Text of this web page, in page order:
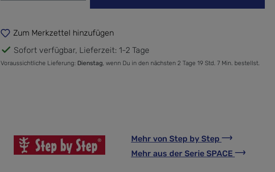
Zum Merkzettel hinzufügen
Sofort verfügbar, Lieferzeit: 1-2 Tage
Voraussichtliche Lieferung: Dienstag , wenn Du in den nächsten 2 Tage 19 Std. 7 Min. bestellst.
Mehr von Step by Step
Mehr aus der Serie SPACE